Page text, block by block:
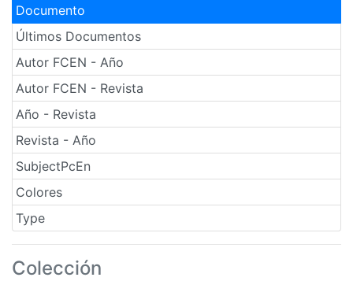
Documento
Últimos Documentos
Autor FCEN - Año
Autor FCEN - Revista
Año - Revista
Revista - Año
SubjectPcEn
Colores
Type
Colección